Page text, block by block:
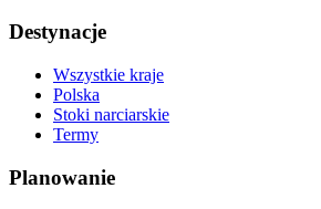
Destynacje
Wszystkie kraje
Polska
Stoki narciarskie
Termy
Planowanie